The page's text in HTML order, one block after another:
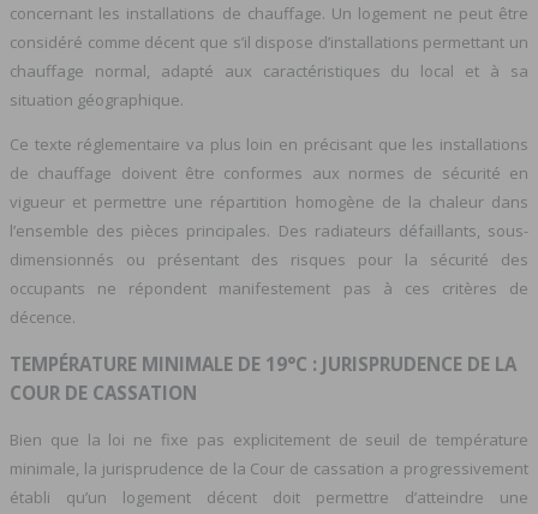
concernant les installations de chauffage. Un logement ne peut être
considéré comme décent que s’il dispose d’installations permettant un
chauffage normal, adapté aux caractéristiques du local et à sa
situation géographique.
Ce texte réglementaire va plus loin en précisant que les installations
de chauffage doivent être conformes aux normes de sécurité en
vigueur et permettre une répartition homogène de la chaleur dans
l’ensemble des pièces principales. Des radiateurs défaillants, sous-
dimensionnés ou présentant des risques pour la sécurité des
occupants ne répondent manifestement pas à ces critères de
décence.
TEMPÉRATURE MINIMALE DE 19°C : JURISPRUDENCE DE LA
COUR DE CASSATION
Bien que la loi ne fixe pas explicitement de seuil de température
minimale, la jurisprudence de la Cour de cassation a progressivement
établi qu’un logement décent doit permettre d’atteindre une